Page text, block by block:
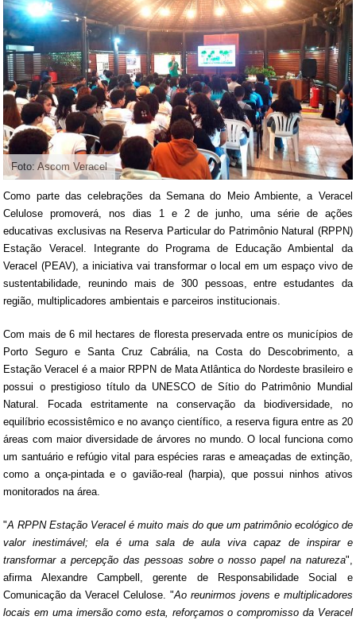
Foto: Ascom Veracel
Como parte das celebrações da Semana do Meio Ambiente, a Veracel
Celulose promoverá, nos dias 1 e 2 de junho, uma série de ações
educativas exclusivas na Reserva Particular do Patrimônio Natural (RPPN)
Estação Veracel. Integrante do Programa de Educação Ambiental da
Veracel (PEAV), a iniciativa vai transformar o local em um espaço vivo de
sustentabilidade, reunindo mais de 300 pessoas, entre estudantes da
região, multiplicadores ambientais e parceiros institucionais.
Com mais de 6 mil hectares de floresta preservada entre os municípios de
Porto Seguro e Santa Cruz Cabrália, na Costa do Descobrimento, a
Estação Veracel é a maior RPPN de Mata Atlântica do Nordeste brasileiro e
possui o prestigioso título da UNESCO de Sítio do Patrimônio Mundial
Natural. Focada estritamente na conservação da biodiversidade, no
equilíbrio ecossistêmico e no avanço científico, a reserva figura entre as 20
áreas com maior diversidade de árvores no mundo. O local funciona como
um santuário e refúgio vital para espécies raras e ameaçadas de extinção,
como a onça-pintada e o gavião-real (harpia), que possui ninhos ativos
monitorados na área.
"A RPPN Estação Veracel é muito mais do que um patrimônio ecológico de
valor inestimável; ela é uma sala de aula viva capaz de inspirar e
transformar a percepção das pessoas sobre o nosso papel na natureza",
afirma Alexandre Campbell, gerente de Responsabilidade Social e
Comunicação da Veracel Celulose. "Ao reunirmos jovens e multiplicadores
locais em uma imersão como esta, reforçamos o compromisso da Veracel